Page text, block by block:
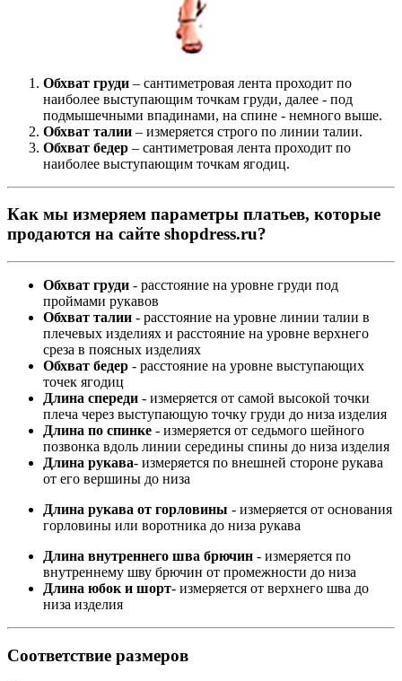
Обхват груди – сантиметровая лента проходит по
наиболее выступающим точкам груди, далее - под
подмышечными впадинами, на спине - немного выше.
Обхват талии – измеряется строго по линии талии.
Обхват бедер – сантиметровая лента проходит по
наиболее выступающим точкам ягодиц.
Как мы измеряем параметры платьев, которые
продаются на сайте shopdress.ru?
Обхват груди - расстояние на уровне груди под
проймами рукавов
Обхват талии - расстояние на уровне линии талии в
плечевых изделиях и расстояние на уровне верхнего
среза в поясных изделиях
Обхват бедер - расстояние на уровне выступающих
точек ягодиц
Длина спереди - измеряется от самой высокой точки
плеча через выступающую точку груди до низа изделия
Длина по спинке - измеряется от седьмого шейного
позвонка вдоль линии середины спины до низа изделия
Длина рукава- измеряется по внешней стороне рукава
от его вершины до низа
Длина рукава от горловины - измеряется от основания
горловины или воротника до низа рукава
Длина внутреннего шва брючин - измеряется по
внутреннему шву брючин от промежности до низа
Длина юбок и шорт- измеряется от верхнего шва до
низа изделия
Соответствие размеров